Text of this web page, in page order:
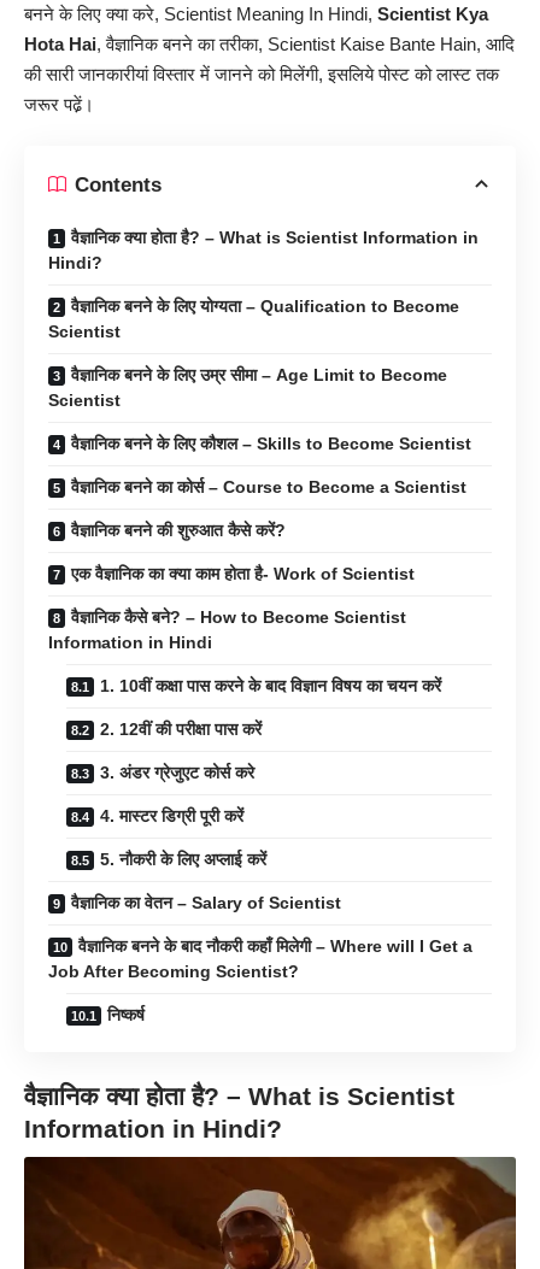
बनने के लिए क्या करे, Scientist Meaning In Hindi, Scientist Kya
Hota Hai, वैज्ञानिक बनने का तरीका, Scientist Kaise Bante Hain, आदि
की सारीजानकारीयांविस्तार में जानने को मिलेंगी, इसलिये पोस्ट को लास्ट तक
जरूर पढे़ं।
Contents
वैज्ञानिक क्या होता है? – What is Scientist Information in
Hindi?
वैज्ञानिक बनने के लिए योग्यता – Qualification to Become
Scientist
वैज्ञानिक बनने के लिए उम्र सीमा – Age Limit to Become
Scientist
वैज्ञानिक बनने के लिए कौशल – Skills to Become Scientist
वैज्ञानिक बनने का कोर्स – Course to Become a Scientist
वैज्ञानिक बनने की शुरुआत कैसे करें?
एक वैज्ञानिक का क्या काम होता है- Work of Scientist
वैज्ञानिक कैसे बने? – How to Become Scientist
Information in Hindi
1. 10वीं कक्षा पास करने के बाद विज्ञान विषय का चयन करें
2. 12वीं की परीक्षा पास करें
3. अंडर ग्रेजुएट कोर्स करे
4. मास्टर डिग्री पूरी करें
5. नौकरी के लिए अप्लाई करें
वैज्ञानिक का वेतन – Salary of Scientist
वैज्ञानिक बनने के बाद नौकरी कहाँ मिलेगी – Where will I Get a
Job After Becoming Scientist?
निष्कर्ष
वैज्ञानिक क्या होता है? – What is Scientist
Information in Hindi?